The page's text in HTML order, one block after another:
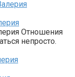
Отношения
непросто.